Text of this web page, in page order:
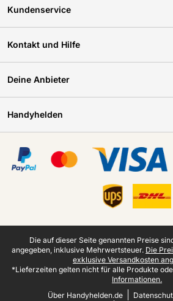
Kundenservice
Kontakt und Hilfe
Deine Anbieter
Handyhelden
Juristische Fußzeile
Die auf dieser Seite genannten Preise
angegeben, inklusive Mehrwertsteuer. Die
exklusive Versandkosten
*Lieferzeiten gelten nicht für alle Produkte
Informationen.
Über Handyhelden.de